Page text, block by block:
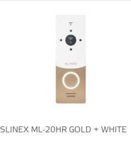
SLINEX ML-20HR GOLD + WHITE